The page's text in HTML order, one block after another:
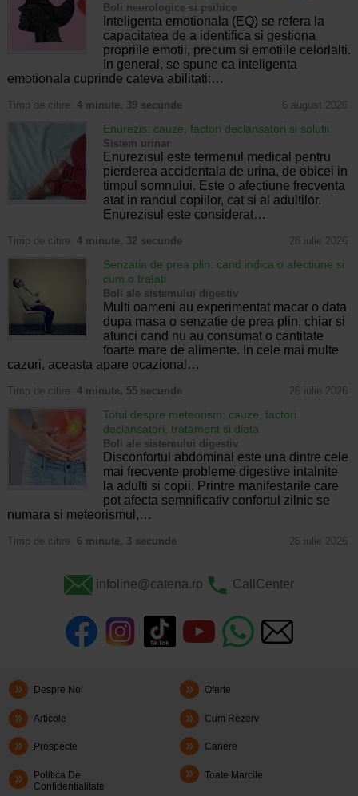
Boli neurologice si psihice
Inteligenta emotionala (EQ) se refera la
capacitatea de a identifica si gestiona
propriile emotii, precum si emotiile celorlalti.
In general, se spune ca inteligenta
emotionala cuprinde cateva abilitati:…
Timp de citire: 4 minute, 39 secunde 6 august 2026
Enurezis: cauze, factori declansatori si solutii
Sistem urinar
Enurezisul este termenul medical pentru
pierderea accidentala de urina, de obicei in
timpul somnului. Este o afectiune frecventa
atat in randul copiilor, cat si al adultilor.
Enurezisul este considerat…
Timp de citire: 4 minute, 32 secunde 28 iulie 2026
Senzatia de prea plin: cand indica o afectiune si
cum o tratati
Boli ale sistemului digestiv
Multi oameni au experimentat macar o data
dupa masa o senzatie de prea plin, chiar si
atunci cand nu au consumat o cantitate
foarte mare de alimente. In cele mai multe
cazuri, aceasta apare ocazional…
Timp de citire: 4 minute, 55 secunde 26 iulie 2026
Totul despre meteorism: cauze, factori
declansatori, tratament si dieta
Boli ale sistemului digestiv
Disconfortul abdominal este una dintre cele
mai frecvente probleme digestive intalnite
la adulti si copii. Printre manifestarile care
pot afecta semnificativ confortul zilnic se
numara si meteorismul,…
Timp de citire: 6 minute, 3 secunde 26 iulie 2026
infoline@catena.ro CallCenter
Despre Noi Oferte
Articole Cum Rezerv
Prospecte Cariere
Politica De
Confidentialitate
Toate Marcile